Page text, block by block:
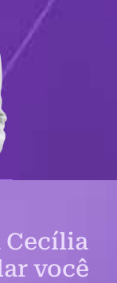
Cecília
você